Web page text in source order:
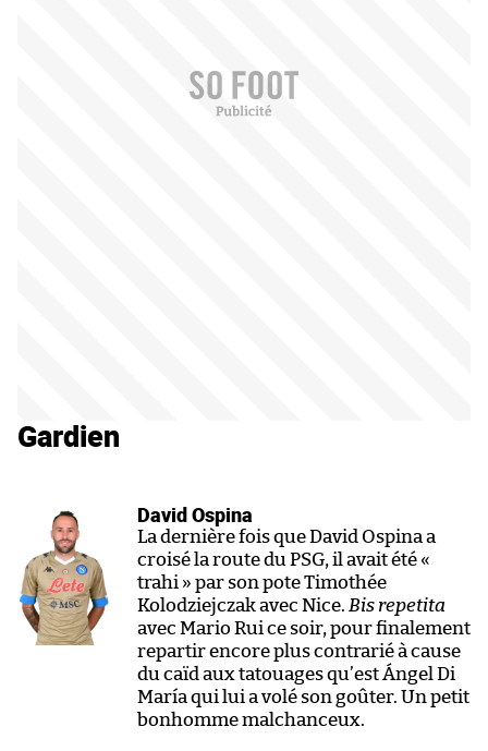
Gardien
David Ospina
La dernière fois que David Ospina a
croisé la route du PSG, il avait été «
trahi » par son pote Timothée
Kolodziejczak avec Nice. Bis repetita
avec Mario Rui ce soir, pour finalement
repartir encore plus contrarié à cause
du caïd aux tatouages qu’est Ángel Di
María qui lui a volé son goûter. Un petit
bonhomme malchanceux.